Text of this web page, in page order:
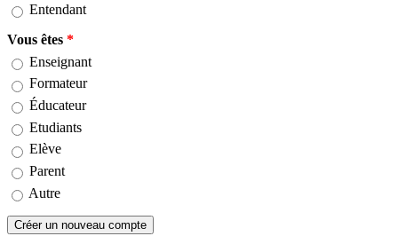
Entendant
Vous êtes *
Enseignant
Formateur
Éducateur
Etudiants
Elève
Parent
Autre